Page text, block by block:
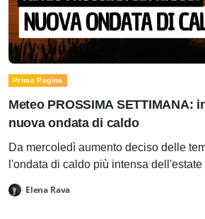
Prima Pagina
Meteo PROSSIMA SETTIMANA:
nuova ondata di caldo
Da mercoledì aumento deciso delle
l'ondata di caldo più intensa dell'estate
Elena Rava